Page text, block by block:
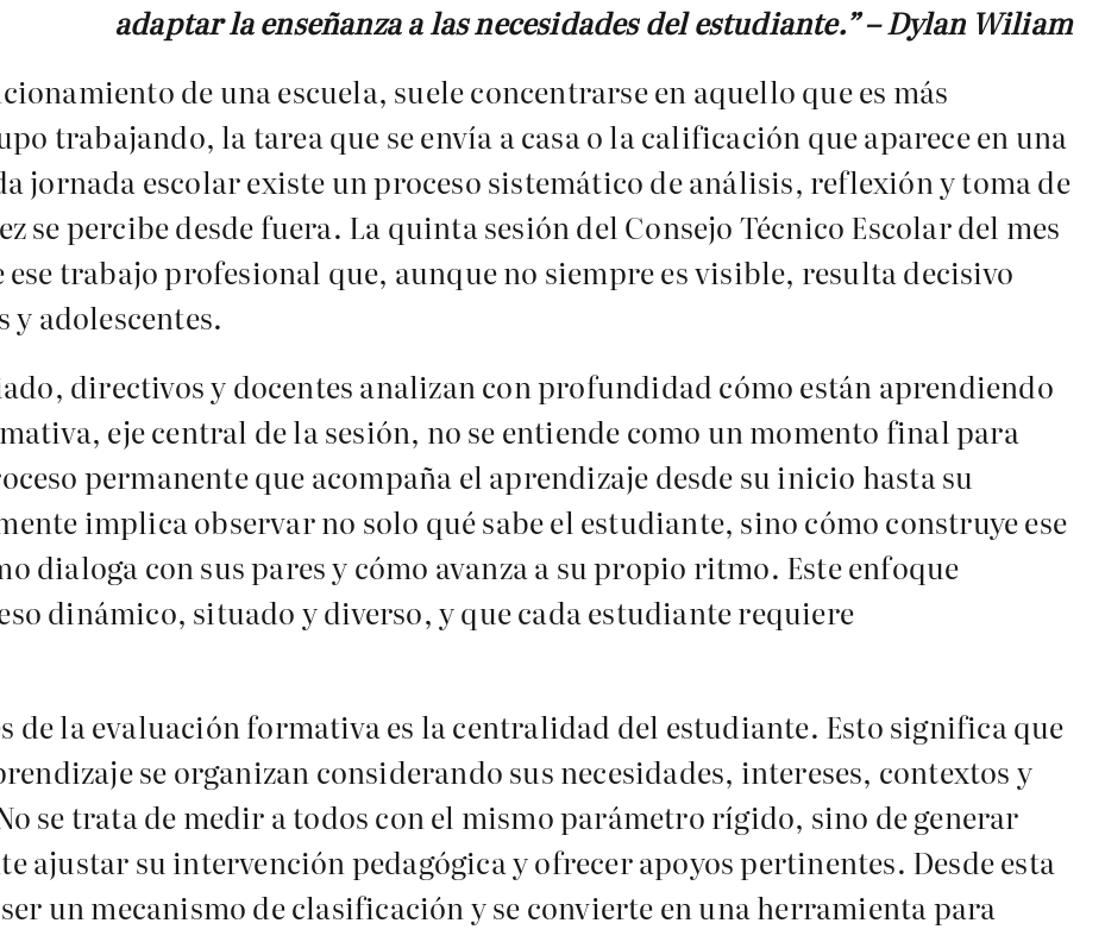
adaptar la enseñanza a las necesidades del estudiante.” – Dylan Wiliam
de una escuela, suele concentrarse en aquello que es más
trabajando, la tarea que se envía a casa o la calificación que aparece en una
jornada escolar existe un proceso sistemático de análisis, reflexión y toma de
se percibe desde fuera. La quinta sesión del Consejo Técnico Escolar del mes
trabajo profesional que, aunque no siempre es visible, resulta decisivo
adolescentes.
directivos y docentes analizan con profundidad cómo están aprendiendo
eje central de la sesión, no se entiende como un momento final para
permanente que acompaña el aprendizaje desde su inicio hasta su
implica observar no solo qué sabe el estudiante, sino cómo construye ese
dialoga con sus pares y cómo avanza a su propio ritmo. Este enfoque
dinámico, situado y diverso, y que cada estudiante requiere
de la evaluación formativa es la centralidad del estudiante. Esto significa que
se organizan considerando sus necesidades, intereses, contextos y
se trata de medir a todos con el mismo parámetro rígido, sino de generar
ajustar su intervención pedagógica y ofrecer apoyos pertinentes. Desde esta
un mecanismo de clasificación y se convierte en una herramienta para